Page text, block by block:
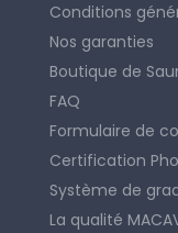
Conditions
Nos garanties
Boutique de
FAQ
Formulaire de
Certification
Système de
La qualité